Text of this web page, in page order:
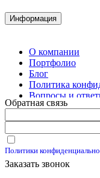
Комплектация
Изготовление
Информация
О компании
Портфолио
Блог
Политика
Вопросы и
Контакты
Обратная связь
Политики
Заказать звонок